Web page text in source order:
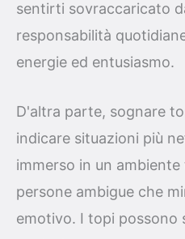
sentirti sovraccaricato
responsabilità
energie ed entusiasmo.
D'altra parte, sognare
indicare situazioni più
immerso in un
persone ambigue che
emotivo. I topi possono